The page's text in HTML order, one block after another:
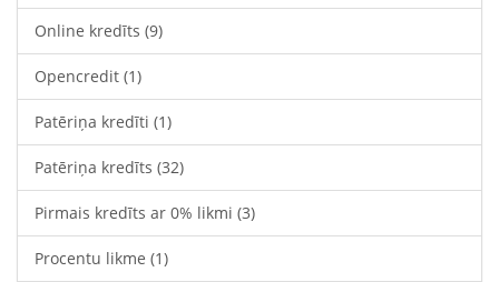
Online kredīts (9)
Opencredit (1)
Patēriņa kredīti (1)
Patēriņa kredīts (32)
Pirmais kredīts ar 0% likmi (3)
Procentu likme (1)